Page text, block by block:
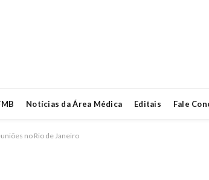
Notícias da Área Médica Editais Fale
no Rio de Janeiro